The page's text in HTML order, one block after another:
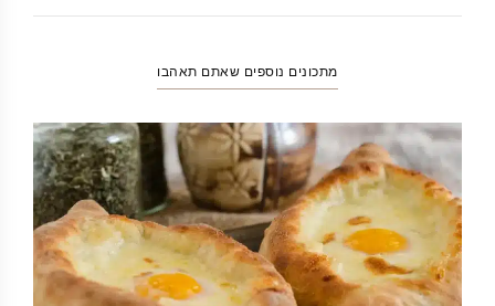
מתכונים נוספים שאתם תאהבו